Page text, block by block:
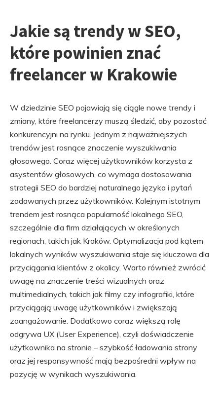
Jakie są trendy w SEO,
które powinien znać
freelancer w Krakowie
W dziedzinie SEO pojawiają się ciągle nowe trendy i
zmiany, które freelancerzy muszą śledzić, aby pozostać
konkurencyjni na rynku. Jednym z najważniejszych
trendów jest rosnące znaczenie wyszukiwania
głosowego. Coraz więcej użytkowników korzysta z
asystentów głosowych, co wymaga dostosowania
strategii SEO do bardziej naturalnego języka i pytań
zadawanych przez użytkowników. Kolejnym istotnym
trendem jest rosnąca popularność lokalnego SEO,
szczególnie dla firm działających w określonych
regionach, takich jak Kraków. Optymalizacja pod kątem
lokalnych wyników wyszukiwania staje się kluczowa dla
przyciągania klientów z okolicy. Warto również zwrócić
uwagę na znaczenie treści wizualnych oraz
multimedialnych, takich jak filmy czy infografiki, które
przyciągają uwagę użytkowników i zwiększają
zaangażowanie. Dodatkowo coraz większą rolę
odgrywa UX (User Experience), czyli doświadczenie
użytkownika na stronie – szybkość ładowania strony
oraz jej responsywność mają bezpośredni wpływ na
pozycję w wynikach wyszukiwania.